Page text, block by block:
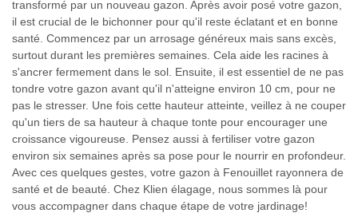
transformé par un nouveau gazon. Après avoir posé votre gazon,
il est crucial de le bichonner pour qu'il reste éclatant et en bonne
santé. Commencez par un arrosage généreux mais sans excès,
surtout durant les premières semaines. Cela aide les racines à
s'ancrer fermement dans le sol. Ensuite, il est essentiel de ne pas
tondre votre gazon avant qu'il n'atteigne environ 10 cm, pour ne
pas le stresser. Une fois cette hauteur atteinte, veillez à ne couper
qu'un tiers de sa hauteur à chaque tonte pour encourager une
croissance vigoureuse. Pensez aussi à fertiliser votre gazon
environ six semaines après sa pose pour le nourrir en profondeur.
Avec ces quelques gestes, votre gazon à Fenouillet rayonnera de
santé et de beauté. Chez Klien élagage, nous sommes là pour
vous accompagner dans chaque étape de votre jardinage!